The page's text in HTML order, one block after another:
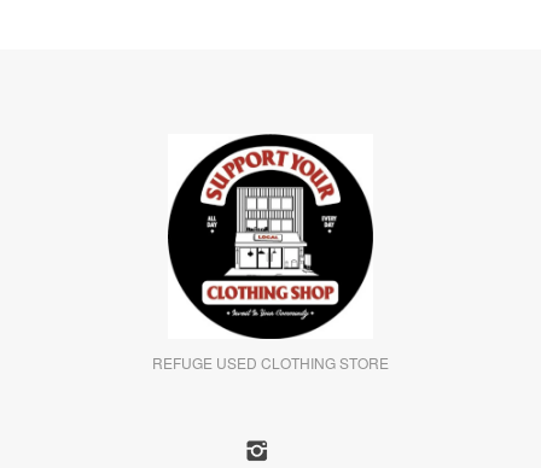
REFUGE USED CLOTHING STORE